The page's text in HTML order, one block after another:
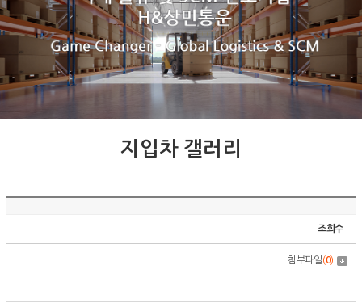
지입차 갤러리
조회수
첨부파일(0)